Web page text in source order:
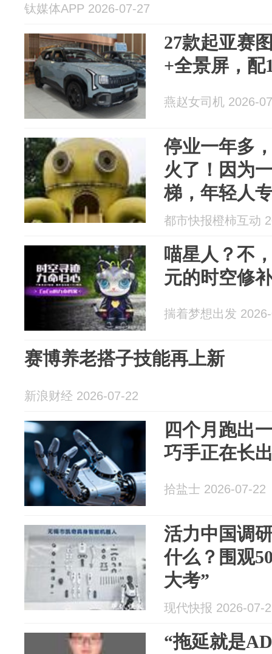
钛媒体APP 2026-07-27
27款起亚赛
+全景屏，配
燕赵女司机 2026-
停业一年多
火了！因为
梯，年轻人
都市快报橙柿互动
喵星人？不
元的时空修
揣着梦想出发
赛博养老搭子技能再上新
新浪财经 2026-07-22
四个月跑出
巧手正在长
拾盐士 2026-07-22
活力中国调
什么？围观
大考”
现代快报 2026-07-
“拖延就是